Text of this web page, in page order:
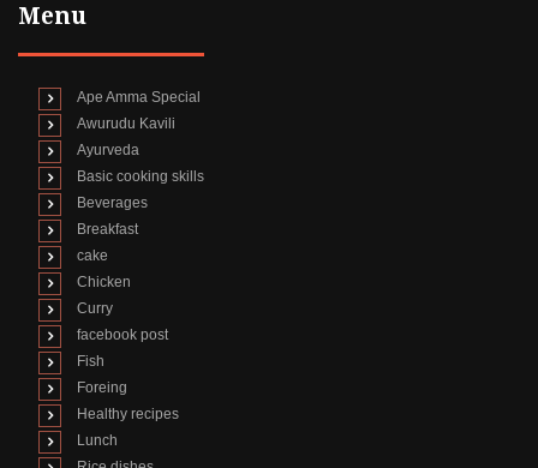
Menu
Ape Amma Special
Awurudu Kavili
Ayurveda
Basic cooking skills
Beverages
Breakfast
cake
Chicken
Curry
facebook post
Fish
Foreing
Healthy recipes
Lunch